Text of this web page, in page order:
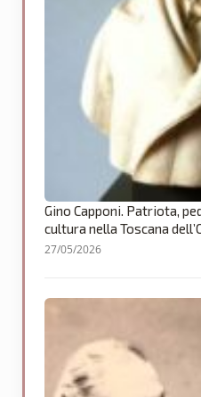
Gino Capponi. Patriota,
cultura nella Toscana
27/05/2026